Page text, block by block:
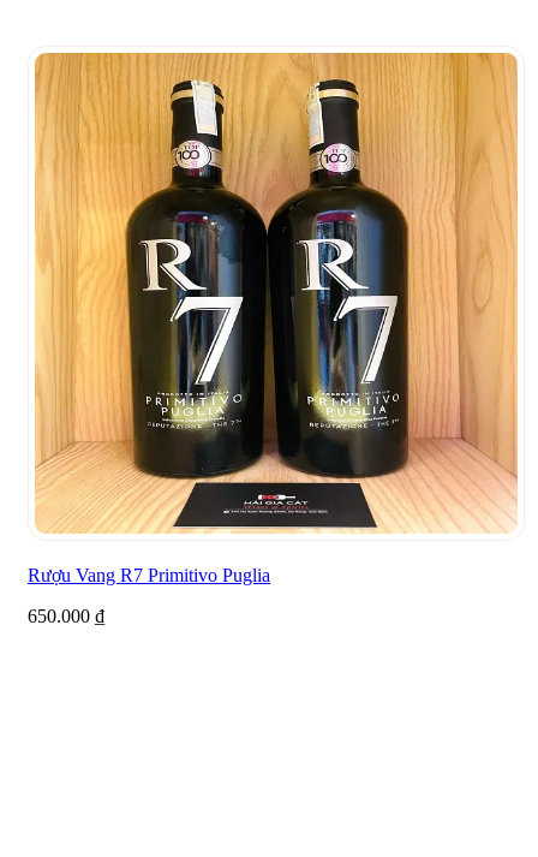
Rượu Vang R7 Primitivo Puglia
650.000 ₫